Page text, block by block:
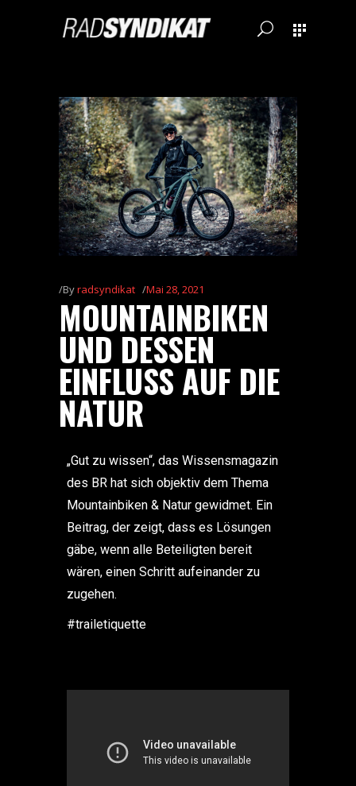
Byradsyndikat Mai 28, 2021
MOUNTAINBIKEN
UND DESSEN
EINFLUSS AUF DIE N
ATUR
„Gut zu wissen“, das Wissensmagazin
des BR hat sich objektiv dem Thema
Mountainbiken & Natur gewidmet. Ein
Beitrag, der zeigt, dass es Lösungen
gäbe, wenn alle Beteiligten bereit
wären, einen Schritt aufeinander zu
zugehen.
#trailetiquette